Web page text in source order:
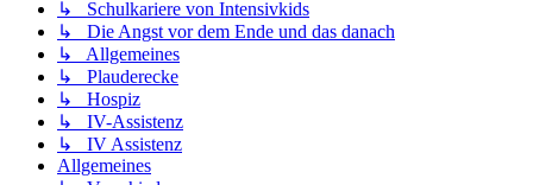
↳ Schulkariere von Intensivkids
↳ Die Angst vor dem Ende und das danach
↳ Allgemeines
↳ Plauderecke
↳ Hospiz
↳ IV-Assistenz
↳ IV Assistenz
Allgemeines